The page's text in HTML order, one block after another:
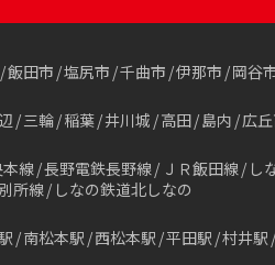
飯田市 塩尻市 千曲市 伊那市 岡谷
三輪 稲葉 井川城 高田 島内 広
本線 長野電鉄長野線 ＪＲ飯田線 し
所線 しなの鉄道北しなの
南松本駅 西松本駅 平田駅 村井駅